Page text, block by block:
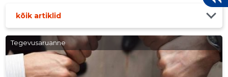
15. mail 2007.a. MTÜ Miksteater kogu tegevuse
tulemusena saadi 2023.a. sihtotstarbelisi tulusid ja muid
põhitegevusega seotud tulusid kokku 134 622 eurot ja
sihtotstarbeliselt finantseeritud projektide kulud ja
muud tegevuskulud olid kokku 131 182 eurot. Alates
kõik artiklid
Tegevusaruanne